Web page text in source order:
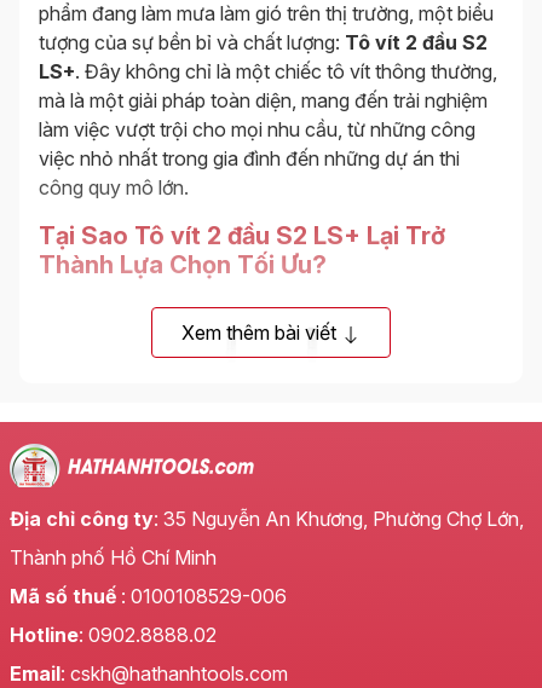
phẩm đang làm mưa làm gió trên thị trường, một biểu
tượng của sự bền bỉ và chất lượng: Tô vít 2 đầu S2
LS+. Đây không chỉ là một chiếc tô vít thông thường,
mà là một giải pháp toàn diện, mang đến trải nghiệm
làm việc vượt trội cho mọi nhu cầu, từ những công
việc nhỏ nhất trong gia đình đến những dự án thi
công quy mô lớn.
Tại Sao Tô vít 2 đầu S2 LS+ Lại Trở
Thành Lựa Chọn Tối Ưu?
Xem thêm bài viết
Địa chỉ công ty: 35 Nguyễn An Khương, Phường Chợ Lớn,
Thành phố Hồ Chí Minh
Mã số thuế : 0100108529-006
Hotline: 0902.8888.02
Email: cskh@hathanhtools.com